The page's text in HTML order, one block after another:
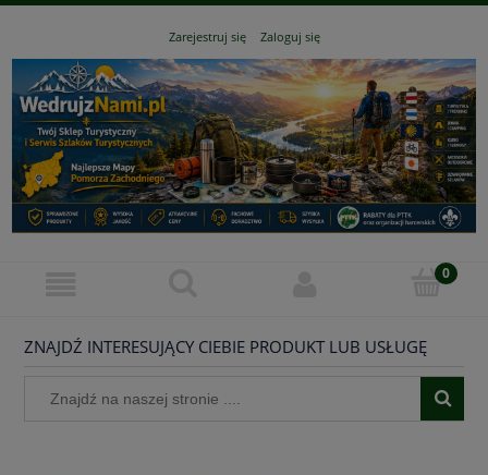
Zarejestruj się Zaloguj się
ZNAJDŹ INTERESUJĄCY CIEBIE PRODUKT LUB USŁUGĘ